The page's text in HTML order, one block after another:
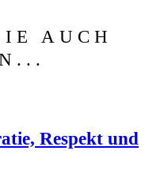
AUCH
Respekt und